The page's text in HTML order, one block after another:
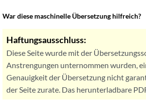
War diese maschinelle Übersetzung hilfreich?
Haftungsausschluss:
Diese Seite wurde mit der
Anstrengungen unternommen wurden,
Genauigkeit der Übersetzung nicht
der Seite zurate. Das herunterladbare